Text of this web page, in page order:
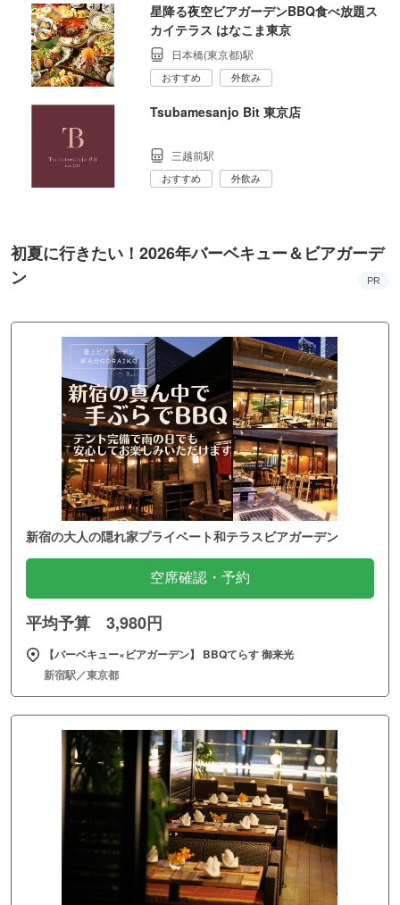
星降る夜空ビアガーデンBBQ食べ放題ス
カイテラス はなこま東京
日本橋(東京都)駅
おすすめ 外飲み
Tsubamesanjo Bit 東京店
三越前駅
おすすめ 外飲み
初夏に行きたい！2026年バーベキュー＆ビアガーデ
ン
PR
新宿の大人の隠れ家プライベート和テラスビアガーデン
空席確認・予約
平均予算 3,980円
【バーベキュー×ビアガーデン】 BBQてらす 御来光
新宿駅／東京都